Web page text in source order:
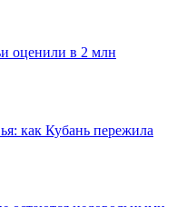
оценили в 2 млн
как Кубань пережила